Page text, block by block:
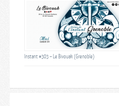
Instant #303 – Le Bivouak (Grenoble)